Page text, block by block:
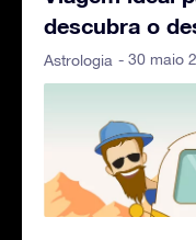
descubra o
Astrologia - 30 maio